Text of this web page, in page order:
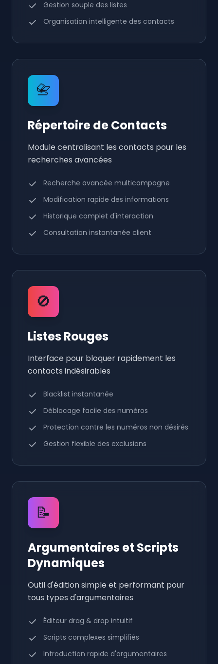
Gestion souple des listes
Organisation intelligente des contacts
📇
Répertoire de Contacts
Module centralisant les contacts pour les
recherches avancées
Recherche avancée multicampagne
Modification rapide des informations
Historique complet d'interaction
Consultation instantanée client
🚫
Listes Rouges
Interface pour bloquer rapidement les
contacts indésirables
Blacklist instantanée
Déblocage facile des numéros
Protection contre les numéros non désirés
Gestion flexible des exclusions
📝
Argumentaires et Scripts
Dynamiques
Outil d'édition simple et performant pour
tous types d'argumentaires
Éditeur drag & drop intuitif
Scripts complexes simplifiés
Introduction rapide d'argumentaires